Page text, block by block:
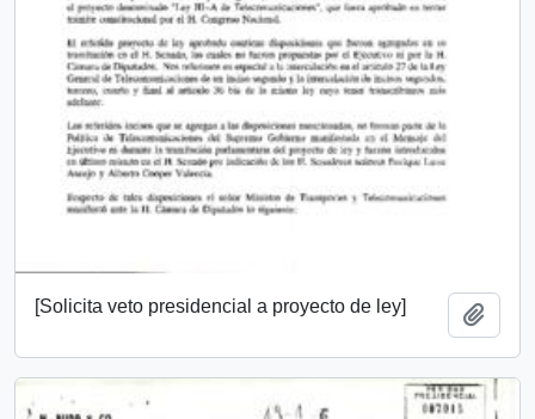
[Solicita veto presidencial a proyecto de ley]